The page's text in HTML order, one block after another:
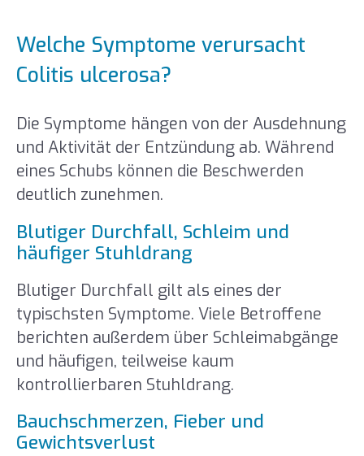
Welche Symptome verursacht
Colitis ulcerosa?
Die Symptome hängen von der Ausdehnung
und Aktivität der Entzündung ab. Während
eines Schubs können die Beschwerden
deutlich zunehmen.
Blutiger Durchfall, Schleim und
häufiger Stuhldrang
Blutiger Durchfall gilt als eines der
typischsten Symptome. Viele Betroffene
berichten außerdem über Schleimabgänge
und häufigen, teilweise kaum
kontrollierbaren Stuhldrang.
Bauchschmerzen, Fieber und
Gewichtsverlust